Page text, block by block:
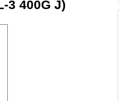
3 400G J)